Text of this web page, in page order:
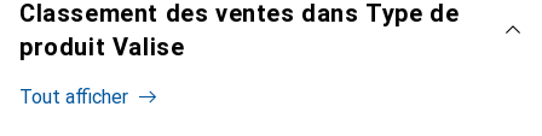
Classement des ventes dans Type de
produit Valise
Tout afficher